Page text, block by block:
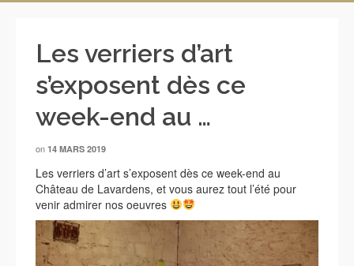
Les verriers d’art
s’exposent dès ce
week-end au …
on 14 MARS 2019
Les verriers d’art s’exposent dès ce week-end au
Château de Lavardens, et vous aurez tout l’été pour
venir admirer nos oeuvres